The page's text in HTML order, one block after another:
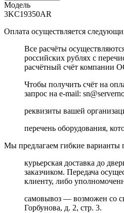
Модель
3KC19350AR
Оплата осуществляется
Все расчёты
российских рублях с
расчётный счёт
Чтобы получить счёт на
запрос на e-mail:
реквизиты вашей
перечень оборудования,
Мы предлагаем гибкие варианты
курьерская доставка до
заказчиком. Передача
клиенту, либо
самовывоз — возможен со
Горбунова, д. 2, стр. 3.